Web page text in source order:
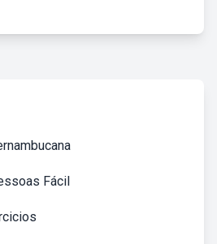
Fácil